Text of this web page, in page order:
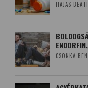
HAJAS
CSONKA